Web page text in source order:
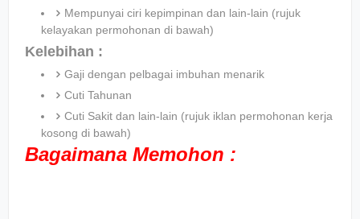
Mempunyai ciri kepimpinan dan lain-lain (rujuk
kelayakan permohonan di bawah)
Kelebihan :
Gaji dengan pelbagai imbuhan menarik
Cuti Tahunan
Cuti Sakit dan lain-lain (rujuk iklan permohonan kerja
kosong di bawah)
Bagaimana Memohon :